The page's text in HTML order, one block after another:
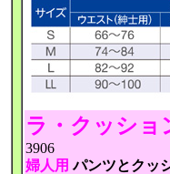
ラ・クッショ
3906
婦人用 パンツとクッ